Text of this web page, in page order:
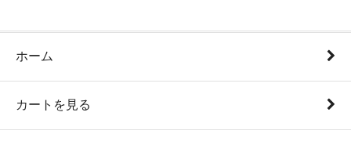
ホーム
カートを見る